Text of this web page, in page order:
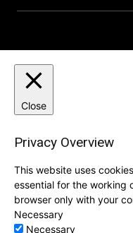
Close
Privacy Overview
This website uses
essential for the working
browser only with your
Necessary
Necessary